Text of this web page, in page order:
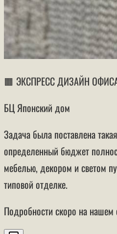
🟧 ЭКСПРЕСС ДИЗАЙН
БЦ Японский дом
Задача была поставлена
определенный бюджет
мебелью, декором и светом
типовой отделке.
Подробности скоро на нашем